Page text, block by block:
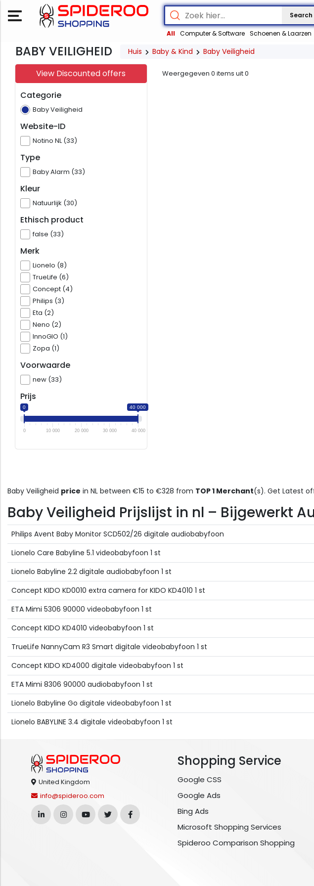
Search
All Computer & Software Schoenen & Laarzen
BABY VEILIGHEID Huis Baby & Kind Baby Veiligheid
View Discounted offers
Categorie
Baby Veiligheid
Website-ID
Notino NL (33)
Type
Baby Alarm (33)
Kleur
Natuurlijk (30)
Ethisch product
false (33)
Merk
Lionelo (8)
TrueLife (6)
Concept (4)
Philips (3)
Eta (2)
Neno (2)
InnoGIO (1)
Zopa (1)
Voorwaarde
new (33)
Prijs
0 40 000
0 10 000 20 000 30 000 40 000
Weergegeven 0 items uit0
Baby Veiligheid price in NL between €15 to €328 from TOP 1 Merchant(s). Get Latest
Baby Veiligheid Prijslijst in nl – Bijgewerkt
Philips Avent Baby Monitor SCD502/26 digitale audiobabyfoon
Lionelo Care Babyline 5.1 videobabyfoon 1 st
Lionelo Babyline 2.2 digitale audiobabyfoon 1 st
Concept KIDO KD0010 extra camera for KIDO KD4010 1 st
ETA Mimi 5306 90000 videobabyfoon 1 st
Concept KIDO KD4010 videobabyfoon 1 st
TrueLife NannyCam R3 Smart digitale videobabyfoon 1 st
Concept KIDO KD4000 digitale videobabyfoon 1 st
ETA Mimi 8306 90000 audiobabyfoon 1 st
Lionelo Babyline Go digitale videobabyfoon 1 st
Lionelo BABYLINE 3.4 digitale videobabyfoon 1 st
United Kingdom
info@spideroo.com
Shopping Service
Google CSS
Google Ads
Bing Ads
Microsoft Shopping Services
Spideroo Comparison Shopping